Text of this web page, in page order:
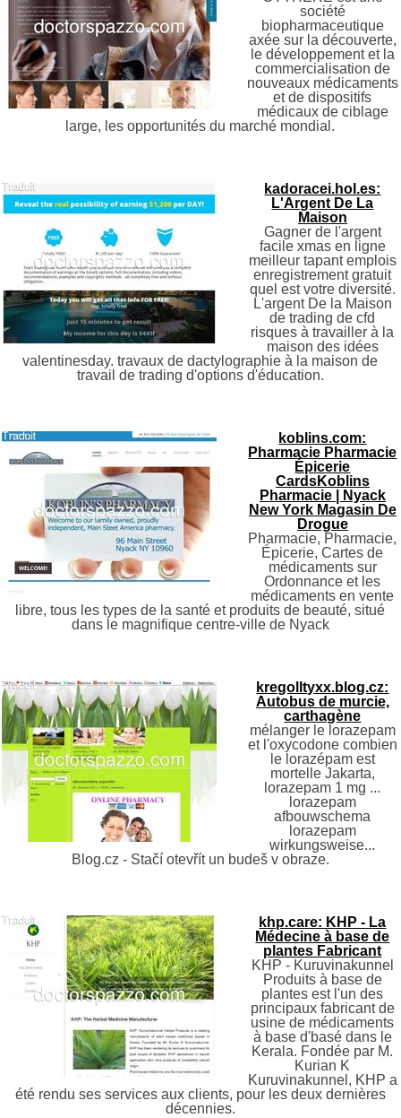
société
biopharmaceutique
axée sur la découverte,
le développement et la
commercialisation de
nouveaux médicaments
et de dispositifs
médicaux de ciblage
large, les opportunités du marché mondial.
kadoracei.hol.es:
L'Argent De La
Maison
Gagner de l'argent
facile xmas en ligne
meilleur tapant emplois
enregistrement gratuit
quel est votre diversité.
L'argent De la Maison
de trading de cfd
risques à travailler à la
maison des idées
valentinesday. travaux de dactylographie à la maison de
travail de trading d'options d'éducation.
koblins.com:
Pharmacie Pharmacie
Épicerie
CardsKoblins
Pharmacie | Nyack
New York Magasin De
Drogue
Pharmacie, Pharmacie,
Épicerie, Cartes de
médicaments sur
Ordonnance et les
médicaments en vente
libre, tous les types de la santé et produits de beauté, situé
dans le magnifique centre-ville de Nyack
kregolltyxx.blog.cz:
Autobus de murcie,
carthagène
mélanger le lorazepam
et l'oxycodone combien
le lorazépam est
mortelle Jakarta,
lorazepam 1 mg ...
lorazepam
afbouwschema
lorazepam
wirkungsweise...
Blog.cz - Stačí otevřít un budeš v obraze.
khp.care: KHP - La
Médecine à base de
plantes Fabricant
KHP - Kuruvinakunnel
Produits à base de
plantes est l'un des
principaux fabricant de
usine de médicaments
à base d'basé dans le
Kerala. Fondée par M.
Kurian K
Kuruvinakunnel, KHP a
été rendu ses services aux clients, pour les deux dernières
décennies.